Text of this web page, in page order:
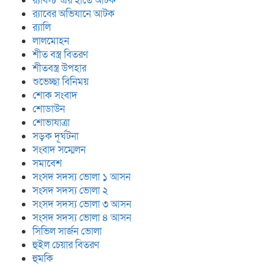
র‍্যাবের অভিযানে আটক
র‍্যালি
লালমোহন
শীত বস্ত্র বিতরণ
শীতবস্ত্র উপহার
শুভেচ্ছা বিনিময়
শোক সংবাদ
শোডাউন
শোভাযাত্রা
সড়ক দূর্ঘটনা
সংবাদ সম্মেলন
সমাবেশ
সংসদ সদস্য ভোলা ১ আসন
সংসদ সদস্য ভোলা ২
সংসদ সদস্য ভোলা ৩ আসন
সংসদ সদস্য ভোলা ৪ আসন
সিভিল সার্জন ভোলা
হুইল চেয়ার বিতরণ
হুমকি